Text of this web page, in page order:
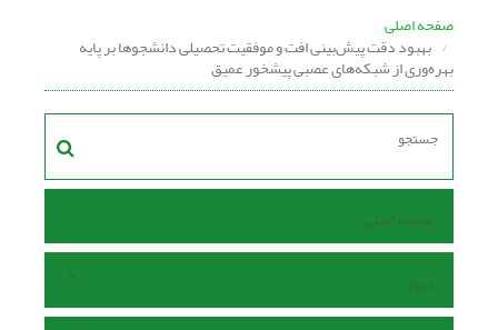
صفحه اصلی
بهبود دقت پیش‌بینی افت و موفقیت تحصیلی دانشجوها بر پایه
بهره‌وری از شبکه‌های عصبی پیشخور عمیق
صفحه اصلی
مرور